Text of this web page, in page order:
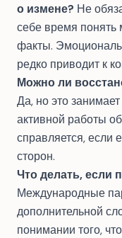
о измене? Не
себе время понять
факты.
редко приводит к
Можно ли
Да, но это
активной работы
справляется, если
сторон.
Что делать, если
Международные
дополнительной
понимании того,